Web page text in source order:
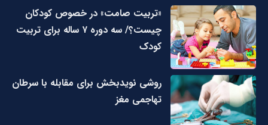
«تربیت صامت» در خصوص کودکان
چیست؟/ سه دوره ۷ ساله برای تربیت
کودک
روشی نویدبخش برای مقابله با سرطان
تهاجمی مغز